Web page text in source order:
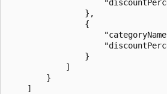
                },
                {
                }
            ]
        }
    ]